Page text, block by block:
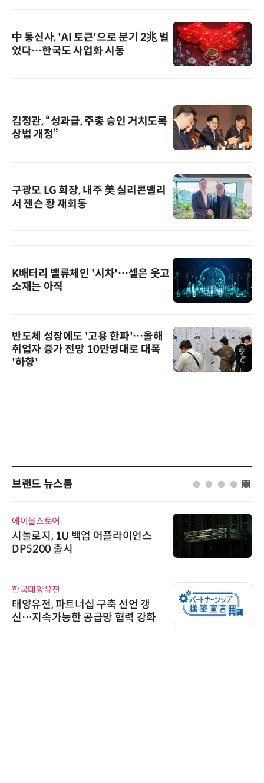
中 통신사, 'AI 토큰'으로 분기 2兆 벌
었다…한국도 사업화 시동
김정관, “성과급, 주총 승인 거치도록
상법 개정”
구광모 LG 회장, 내주 美 실리콘밸리
서 젠슨 황 재회동
K배터리 밸류체인 '시차'…셀은 웃고
소재는 아직
반도체 성장에도 '고용 한파'…올해
취업자 증가 전망 10만명대로 대폭
'하향'
브랜드 뉴스룸
에이블스토어
시놀로지, 1U 백업 어플라이언스
DP5200 출시
한국태양유전
태양유전, 파트너십 구축 선언 갱
신…지속가능한 공급망 협력 강화